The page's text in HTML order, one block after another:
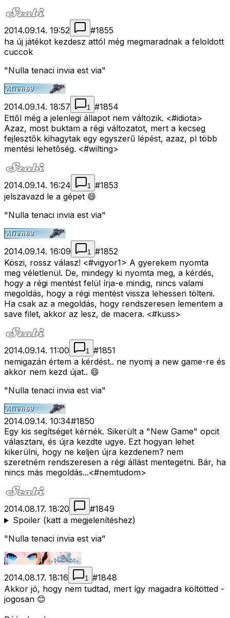
2014.09.14. 19:52 #1855
ha új játékot kezdesz attól még megmaradnak a feloldott
cuccok
"Nulla tenaci invia est via"
2014.09.14. 18:57 1 #1854
Ettől még a jelenlegi állapot nem változik. <#idiota>
Azaz, most buktam a régi változatot, mert a kecseg
fejlesztők kihagytak egy egyszerű lépést, azaz, pl több
mentési lehetőség. <#wilting>
2014.09.14. 16:24 1 #1853
jelszavazd le a gépet 😄
"Nulla tenaci invia est via"
2014.09.14. 16:09 1 #1852
Köszi, rossz válasz! <#vigyor1> A gyerekem nyomta
meg véletlenül. De, mindegy ki nyomta meg, a kérdés,
hogy a régi mentést felül írja-e mindig, nincs valami
megoldás, hogy a régi mentést vissza lehessen tölteni.
Ha csak az a megoldás, hogy rendszeresen lementem a
save filet, akkor az lesz, de macera. <#kuss>
2014.09.14. 11:00 1 #1851
nemigazán értem a kérdést.. ne nyomj a new game-re és
akkor nem kezd újat.. 😄
"Nulla tenaci invia est via"
2014.09.14. 10:34#1850
Egy kis segítséget kérnék. Sikerült a "New Game" opcit
választani, és újra kezdte ugye. Ezt hogyan lehet
kikerülni, hogy ne keljen újra kezdenem? nem
szeretném rendszeresen a régi állást mentegetni. Bár, ha
nincs más megoldás...<#nemtudom>
2014.08.17. 18:20 #1849
Spoiler (katt a megjelenítéshez)
"Nulla tenaci invia est via"
2014.08.17. 18:16 1 #1848
Akkor jó, hogy nem tudtad, mert így magadra költötted -
jogosan 😊